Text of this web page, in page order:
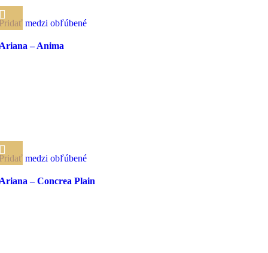
medzi obľúbené
– Anima
medzi obľúbené
– Concrea Plain